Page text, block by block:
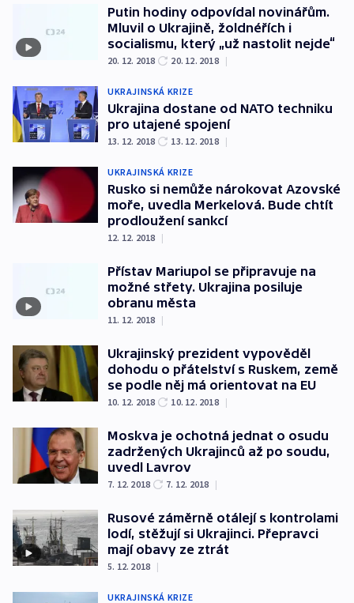
Putin hodiny odpovídal novinářům.
Mluvil o Ukrajině, žoldnéřích i
socialismu, který „už nastolit nejde“
20. 12. 2018 20. 12. 2018 |
UKRAJINSKÁ KRIZE
Ukrajina dostane od NATO techniku
pro utajené spojení
13. 12. 2018 13. 12. 2018 |
UKRAJINSKÁ KRIZE
Rusko si nemůže nárokovat Azovské
moře, uvedla Merkelová. Bude chtít
prodloužení sankcí
12. 12. 2018 |
Přístav Mariupol se připravuje na
možné střety. Ukrajina posiluje
obranu města
11. 12. 2018 |
Ukrajinský prezident vypověděl
dohodu o přátelství s Ruskem, země
se podle něj má orientovat na EU
10. 12. 2018 10. 12. 2018 |
Moskva je ochotná jednat o osudu
zadržených Ukrajinců až po soudu,
uvedl Lavrov
7. 12. 2018 7. 12. 2018 |
Rusové záměrně otálejí s kontrolami
lodí, stěžují si Ukrajinci. Přepravci
mají obavy ze ztrát
5. 12. 2018 |
UKRAJINSKÁ KRIZE